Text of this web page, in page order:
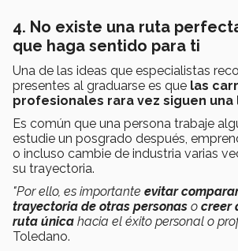
4. No existe una ruta
que haga sentido para ti
Una de las ideas que especialistas
presentes al graduarse es que las
profesionales rara vez siguen
Es común que una persona trabaje
estudie un posgrado después,
o incluso cambie de industria varias
su trayectoria.
"Por ello, es importante evitar
trayectoria de otras personas o creer
ruta única hacia el éxito personal o
Toledano.